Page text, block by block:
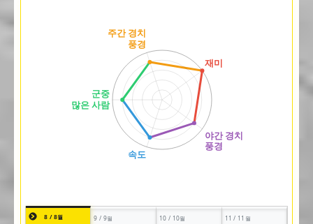
8 / 8월 9 / 9월 10 / 10월 11 / 11월